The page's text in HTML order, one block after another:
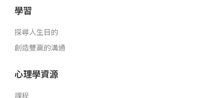
學習
探尋人生目的
創造雙贏的溝通
心理學資源
課程